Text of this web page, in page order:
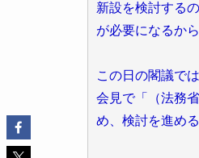
新設を検討する
が必要になるから
この日の閣議で
会見で「（法務
め、検討を進め